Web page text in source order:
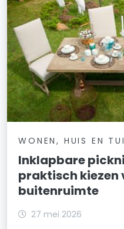
WONEN, HUIS EN
Inklapbare
praktisch kiezen
buitenruimte
27 mei 2026